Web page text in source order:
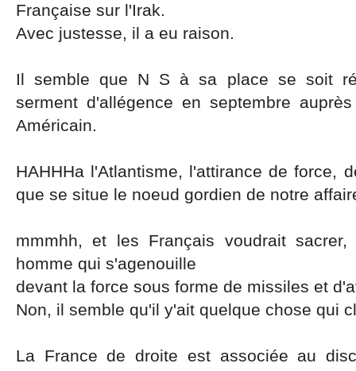
Française sur l'Irak.
Avec justesse, il a eu raison.
Il semble que N S à sa place se soit
serment d'allégence en septembre
Américain.
HAHHHa l'Atlantisme, l'attirance de force,
que se situe le noeud gordien de notre
mmmhh, et les Français voudrait
homme qui s'agenouille
devant la force sous forme de missiles et
Non, il semble qu'il y'ait quelque chose qui
La France de droite est associée au